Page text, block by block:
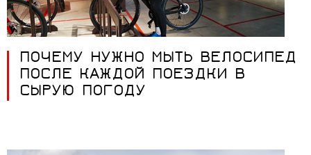
ПОЧЕМУ НУЖНО МЫТЬ ВЕЛОСИПЕД
ПОСЛЕ КАЖДОЙ ПОЕЗДКИ В
СЫРУЮ ПОГОДУ